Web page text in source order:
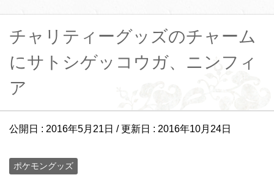
チャリティーグッズのチャーム
にサトシゲッコウガ、ニンフィ
ア
公開日 : 2016年5月21日 / 更新日 : 2016年10月24日
ポケモングッズ